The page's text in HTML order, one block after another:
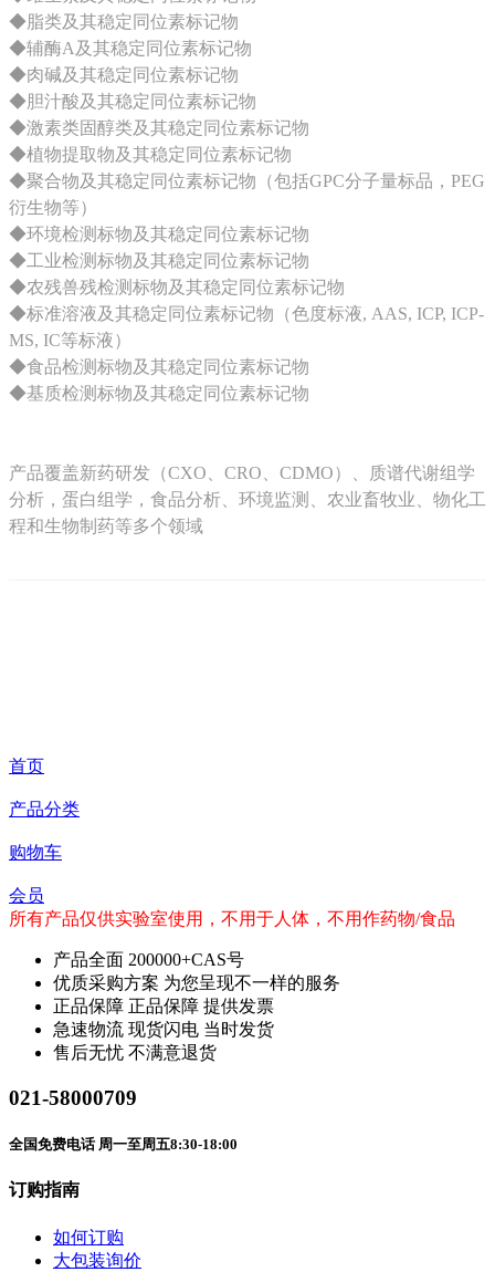
◆脂类及其稳定同位素标记物
◆辅酶A及其稳定同位素标记物
◆肉碱及其稳定同位素标记物
◆胆汁酸及其稳定同位素标记物
◆激素类固醇类及其稳定同位素标记物
◆植物提取物及其稳定同位素标记物
◆聚合物及其稳定同位素标记物（包括GPC分子量标品，PEG
衍生物等）
◆环境检测标物及其稳定同位素标记物
◆工业检测标物及其稳定同位素标记物
◆农残兽残检测标物及其稳定同位素标记物
◆标准溶液及其稳定同位素标记物（色度标液, AAS, ICP, ICP-
MS, IC等标液）
◆食品检测标物及其稳定同位素标记物
◆基质检测标物及其稳定同位素标记物
产品覆盖新药研发（CXO、CRO、CDMO）、质谱代谢组学
分析，蛋白组学，食品分析、环境监测、农业畜牧业、物化工
程和生物制药等多个领域
首页
产品分类
购物车
会员
所有产品仅供实验室使用，不用于人体，不用作药物/食品
产品全面 200000+CAS号
优质采购方案 为您呈现不一样的服务
正品保障 正品保障 提供发票
急速物流 现货闪电 当时发货
售后无忧 不满意退货
021-58000709
全国免费电话 周一至周五8:30-18:00
订购指南
如何订购
大包装询价